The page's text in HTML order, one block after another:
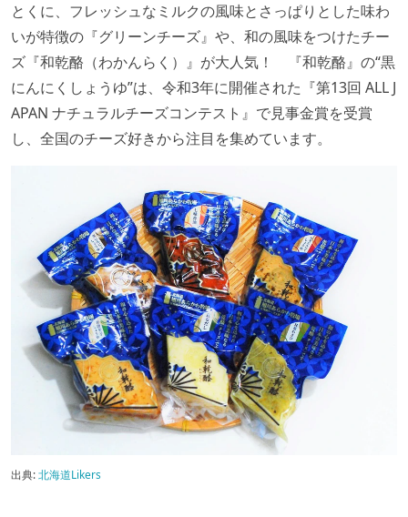
とくに、フレッシュなミルクの風味とさっぱりとした味わ
いが特徴の『グリーンチーズ』や、和の風味をつけたチー
ズ『和乾酪（わかんらく）』が大人気！ 『和乾酪』の“黒
にんにくしょうゆ”は、令和3年に開催された『第13回 ALL J
APAN ナチュラルチーズコンテスト』で見事金賞を受賞
し、全国のチーズ好きから注目を集めています。
出典:北海道Likers